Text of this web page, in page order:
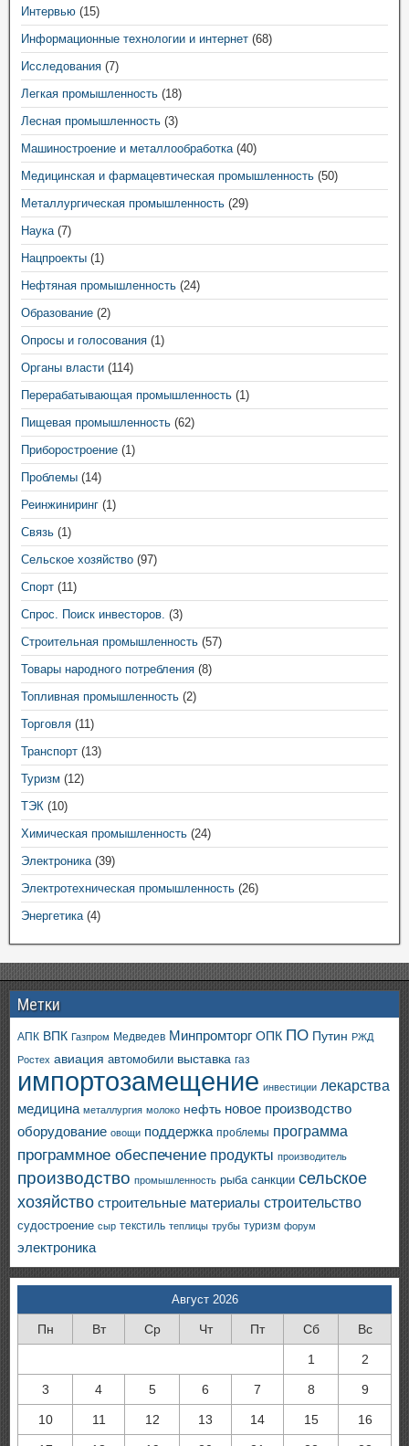
Интервью (15)
Информационные технологии и интернет (68)
Исследования (7)
Легкая промышленность (18)
Лесная промышленность (3)
Машиностроение и металлообработка(40)
Медицинская и фармацевтическая промышленность (50)
Металлургическая промышленность (29)
Наука(7)
Нацпроекты (1)
Нефтяная промышленность (24)
Образование (2)
Опросы и голосования (1)
Органы власти (114)
Перерабатывающая промышленность (1)
Пищевая промышленность (62)
Приборостроение (1)
Проблемы (14)
Реинжиниринг (1)
Связь (1)
Сельское хозяйство (97)
Спорт (11)
Спрос. Поиск инвесторов. (3)
Строительная промышленность (57)
Товары народного потребления (8)
Топливная промышленность (2)
Торговля (11)
Транспорт (13)
Туризм (12)
ТЭК (10)
Химическая промышленность (24)
Электроника(39)
Электротехническая промышленность (26)
Энергетика(4)
Метки
АПК ВПК Газпром Медведев Минпромторг ОПК ПО Путин РЖД
Ростех авиация автомобили выставка газ
импортозамещение инвестиции лекарства
медицина металлургия молоко нефть новое производство
оборудование овощи поддержка проблемы программа
программное обеспечение продукты производитель
производство промышленность рыба санкции сельское
хозяйство строительные материалы строительство
судостроение сыр текстиль теплицы трубы туризм форум
электроника
Август 2026
Пн Вт Ср Чт Пт Сб Вс
1 2
3 4 5 6 7 8 9
10 11 12 13 14 15 16